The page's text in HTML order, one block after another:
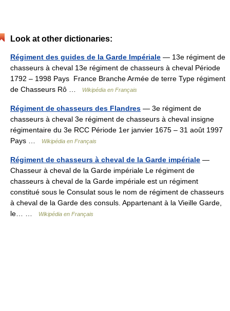
Look at other dictionaries:
Régiment des guides de la Garde Impériale — 13e régiment de
chasseurs à cheval 13e régiment de chasseurs à cheval Période
1792 – 1998 Pays France Branche Armée de terre Type régiment
de Chasseurs Rô …
Wikipédia en Français
Régiment de chasseurs des Flandres — 3e régiment de
chasseurs à cheval 3e régiment de chasseurs à cheval insigne
régimentaire du 3e RCC Période 1er janvier 1675 – 31 août 1997
Pays …
Wikipédia en Français
Régiment de chasseurs à cheval de la Garde impériale —
Chasseur à cheval de la Garde impériale Le régiment de
chasseurs à cheval de la Garde impériale est un régiment
constitué sous le Consulat sous le nom de régiment de chasseurs
à cheval de la Garde des consuls. Appartenant à la Vieille Garde,
le… …
Wikipédia en Français